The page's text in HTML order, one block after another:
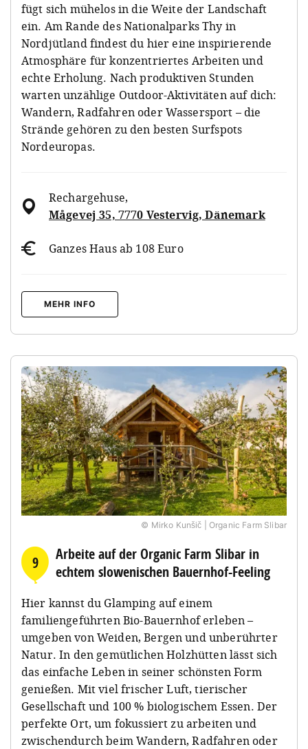
fügt sich mühelos in die Weite der Landschaft
ein. Am Rande des Nationalparks Thy in
Nordjütland findest du hier eine inspirierende
Atmosphäre für konzentriertes Arbeiten und
echte Erholung. Nach produktiven Stunden
warten unzählige Outdoor-Aktivitäten auf dich:
Wandern, Radfahren oder Wassersport – die
Strände gehören zu den besten Surfspots
Nordeuropas.
Rechargehuse,
Mågevej 35, 7770 Vestervig, Dänemark
Ganzes Haus ab 108 Euro
MEHR INFO
© Mirko Kunšič | Organic Farm Slibar
9
Arbeite auf der Organic Farm Slibar in
echtem slowenischen Bauernhof-Feeling
Hier kannst du Glamping auf einem
familiengeführten Bio-Bauernhof erleben –
umgeben von Weiden, Bergen und unberührter
Natur. In den gemütlichen Holzhütten lässt sich
das einfache Leben in seiner schönsten Form
genießen. Mit viel frischer Luft, tierischer
Gesellschaft und 100 % biologischem Essen. Der
perfekte Ort, um fokussiert zu arbeiten und
zwischendurch beim Wandern, Radfahren oder